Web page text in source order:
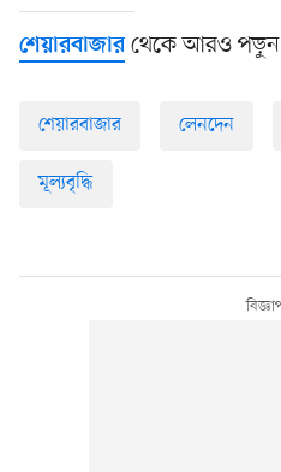
শেয়ারবাজারথেকে আরও পড়ুন
শেয়ারবাজার লেনদেন
মূল্যবৃদ্ধি